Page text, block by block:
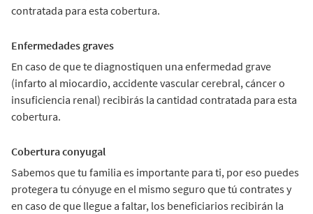
contratada para esta cobertura.
Enfermedades graves
En caso de que te diagnostiquen una enfermedad grave
(infarto al miocardio, accidente vascular cerebral, cáncer o
insuficiencia renal) recibirás la cantidad contratada para esta
cobertura.
Cobertura conyugal
Sabemos que tu familia es importante para ti, por eso puedes
protegera tu cónyuge en el mismo seguro que tú contrates y
en caso de que llegue a faltar, los beneficiarios recibirán la